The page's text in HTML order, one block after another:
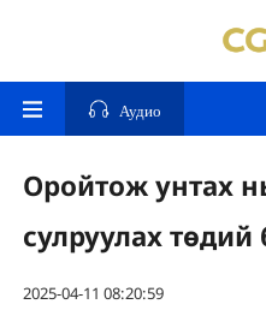
Аудио
Оройтож унтах
сулруулах
2025-04-11 08:20:59